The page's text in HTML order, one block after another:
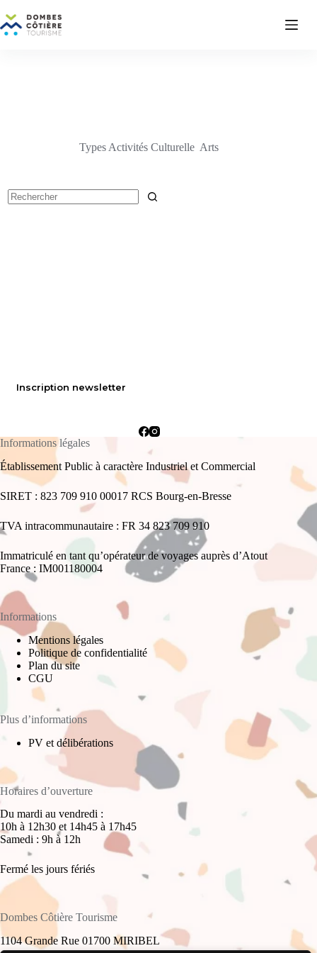
au
contenu
Types Activités Culturelle Arts
Inscription newsletter
Informations légales
Établissement Public à caractère Industriel et Commercial
SIRET : 823 709 910 00017 RCS Bourg-en-Bresse
TVA intracommunautaire : FR 34 823 709 910
Immatriculé en tant qu’opérateur de voyages auprès d’Atout
France : IM001180004
Informations
Mentions légales
Politique de confidentialité
Plan du site
CGU
Plus d’informations
PV et délibérations
Horaires d’ouverture
Du mardi au vendredi :
10h à 12h30 et 14h45 à 17h45
Samedi : 9h à 12h
Fermé les jours fériés
Dombes Côtière Tourisme
1104 Grande Rue 01700 MIRIBEL